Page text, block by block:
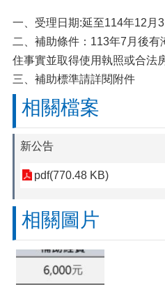
一、受理日期:延至114年12月
二、補助條件：113年7月後
住事實並取得使用執照或合法
三、補助標準請詳閱附件
相關檔案
新公告
pdf(770.48 KB)
相關圖片